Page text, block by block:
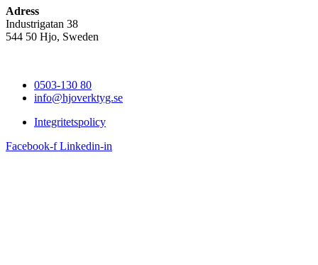
Adress
Industrigatan 38
544 50 Hjo, Sweden
0503-130 80
info@hjoverktyg.se
Integritetspolicy
Facebook-f Linkedin-in